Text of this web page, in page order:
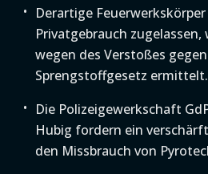
Derartige
Privatgebrauch zugelassen,
wegen des Verstoßes
Sprengstoffgesetz ermittelt.
Die Polizeigewerkschaft
Hubig fordern ein
den Missbrauch von